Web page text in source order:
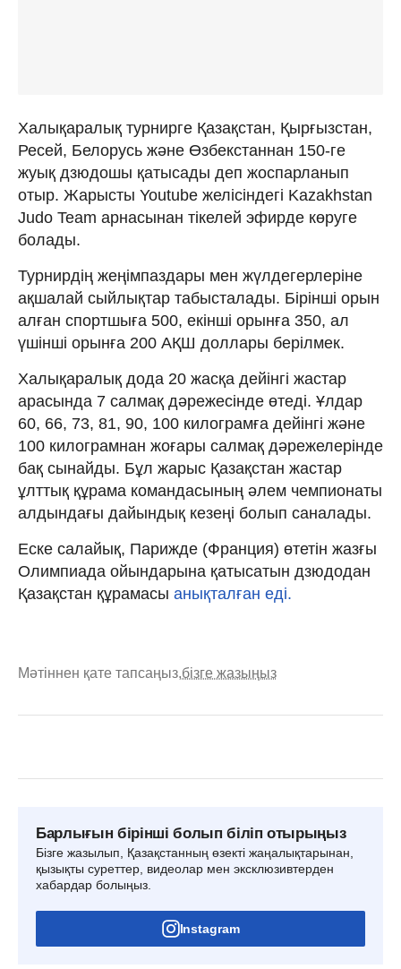
Халықаралық турнирге Қазақстан, Қырғызстан,
Ресей, Белорусь және Өзбекстаннан 150-ге
жуық дзюдошы қатысады деп жоспарланып
отыр. Жарысты Youtube желісіндегі Kazakhstan
Judo Team арнасынан тікелей эфирде көруге
болады.
Турнирдің жеңімпаздары мен жүлдегерлеріне
ақшалай сыйлықтар табысталады. Бірінші орын
алған спортшыға 500, екінші орынға 350, ал
үшінші орынға 200 АҚШ доллары берілмек.
Халықаралық дода 20 жасқа дейінгі жастар
арасында 7 салмақ дәрежесінде өтеді. Ұлдар
60, 66, 73, 81, 90, 100 килограмға дейінгі және
100 килограмнан жоғары салмақ дәрежелерінде
бақ сынайды. Бұл жарыс Қазақстан жастар
ұлттық құрама командасының әлем чемпионаты
алдындағы дайындық кезеңі болып саналады.
Еске салайық, Парижде (Франция) өтетін жазғы
Олимпиада ойындарына қатысатын дзюдодан
Қазақстан құрамасы анықталған еді.
Мәтіннен қате тапсаңыз,бізге жазыңыз
Барлығын бірінші болып біліп отырыңыз
Бізге жазылып, Қазақстанның өзекті жаңалықтарынан,
қызықты суреттер, видеолар мен эксклюзивтерден
хабардар болыңыз.
Instagram